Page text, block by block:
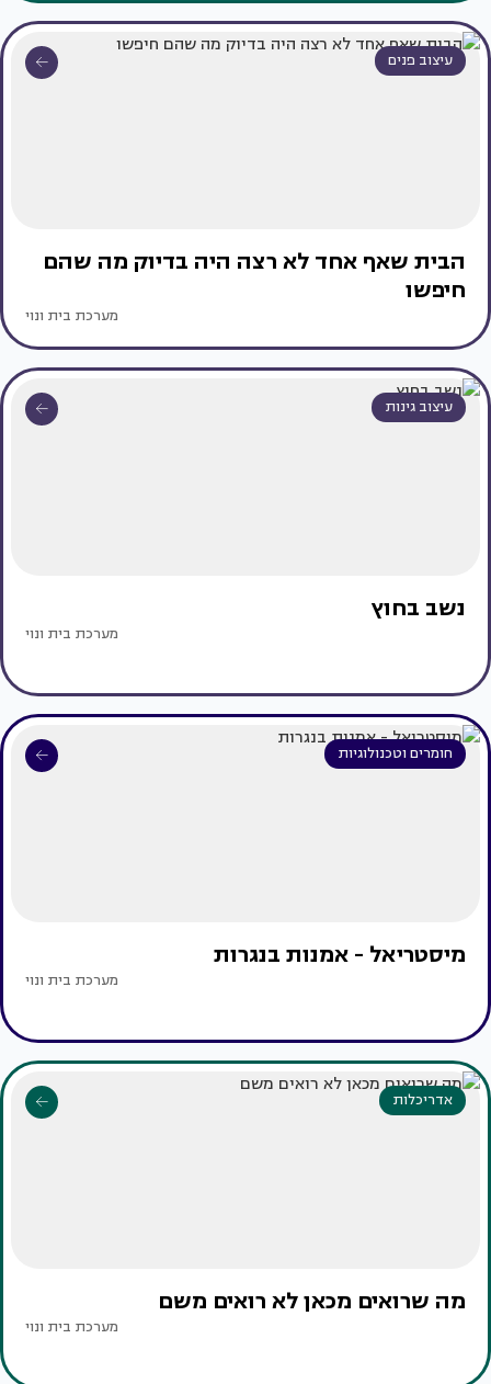
עיצוב פנים
הבית שאף אחד לא רצה היה בדיוק מה שהם
חיפשו
מערכת בית ונוי
עיצוב גינות
נשב בחוץ
מערכת בית ונוי
חומרים וטכנולוגיות
מיסטריאל - אמנות בנגרות
מערכת בית ונוי
אדריכלות
מה שרואים מכאן לא רואים משם
מערכת בית ונוי